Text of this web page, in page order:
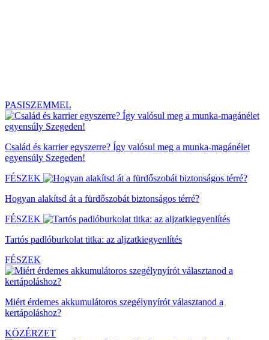
PASISZEMMEL
Család és karrier egyszerre? Így valósul meg a munka-magánélet
egyensúly Szegeden!
FÉSZEK
Hogyan alakítsd át a fürdőszobát biztonságos térré?
FÉSZEK
Tartós padlóburkolat titka: az aljzatkiegyenlítés
FÉSZEK
Miért érdemes akkumulátoros szegélynyírót választanod a
kertápoláshoz?
KÖZÉRZET